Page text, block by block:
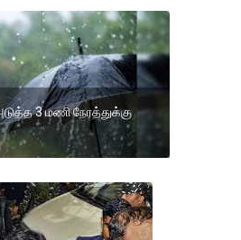
3 மணி நேரத்துக்கு